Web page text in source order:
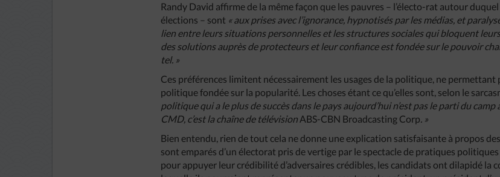
Randy David affirme de la même façon que les pauvres – l’électo-rat autour
élections – sont « aux prises avec l’ignorance, hypnotisés par les médias, et
lien entre leurs situations personnelles et les structures sociales qui bloquent
des solutions auprès de protecteurs et leur confiance est fondée sur le pouvoir
tel. »
Ces préférences limitent nécessairement les usages de la politique, ne permettant
politique fondée sur la popularité. Les choses étant ce qu’elles sont, selon le
politique qui a le plus de succès dans le pays aujourd’hui n’est pas le parti du
CMD, c’est la chaîne de télévision ABS-CBN Broadcasting Corp. »
Bien entendu, rien de tout cela ne donne une explication satisfaisante à propos
sont emparés d’un électorat pris de vertige par le spectacle de pratiques
pour appuyer leur crédibilité d’adversaires crédibles, les candidats ont dilapidé la